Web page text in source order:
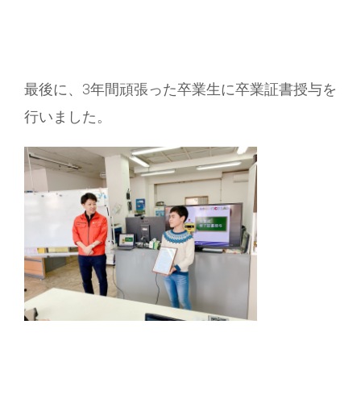
最後に、3年間頑張った卒業生に卒業証書授与を
行いました。